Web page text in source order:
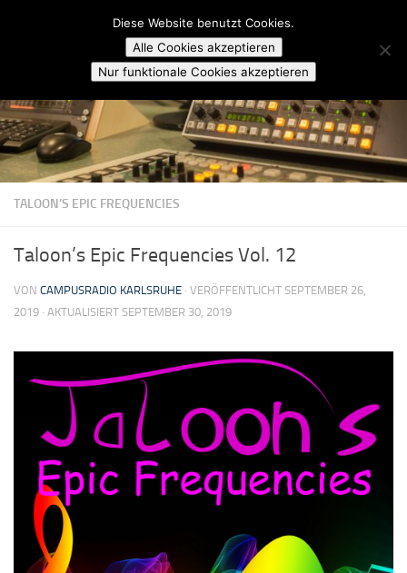
Skip to content
Campusradio Karlsruhe
TALOON’S EPIC FREQUENCIES
Taloon’s Epic Frequencies Vol. 12
VON CAMPUSRADIO KARLSRUHE · VERÖFFENTLICHT SEPTEMBER 26,
2019 · AKTUALISIERT SEPTEMBER 30, 2019
Diese Website benutzt Cookies.
Alle Cookies akzeptieren
Nur funktionale Cookies akzeptieren